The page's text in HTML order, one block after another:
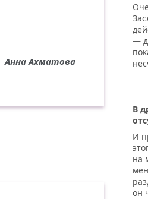
Анна Ахматова
—
В
И
на
он